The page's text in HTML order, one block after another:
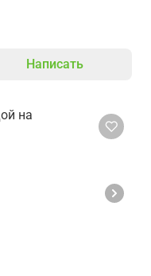
Написать